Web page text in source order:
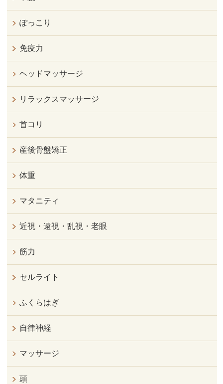
ぽっこり
免疫力
ヘッドマッサージ
リラックスマッサージ
首コリ
産後骨盤矯正
体重
マタニティ
近視・遠視・乱視・老眼
筋力
セルライト
ふくらはぎ
自律神経
マッサージ
頭